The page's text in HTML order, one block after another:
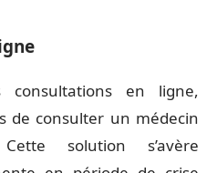
en ligne,
de consulter un médecin
solution s’avère